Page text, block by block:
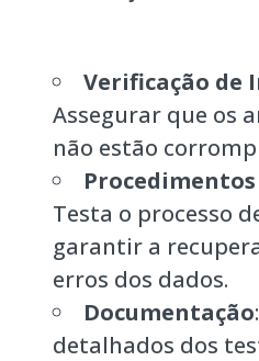
Verificação de
Assegurar que os
não estão
Testa o processo
garantir a
erros dos dados.
Documentação
detalhados dos